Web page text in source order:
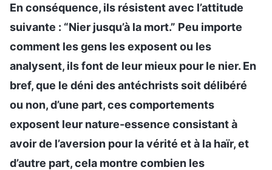
En conséquence, ils résistent avec l’attitude
suivante : “Nier jusqu’à la mort.” Peu importe
comment les gens les exposent ou les
analysent, ils font de leur mieux pour le nier. En
bref, que le déni des antéchrists soit délibéré
ou non, d’une part, ces comportements
exposent leur nature-essence consistant à
avoir de l’aversion pour la vérité et à la haïr, et
d’autre part, cela montre combien les